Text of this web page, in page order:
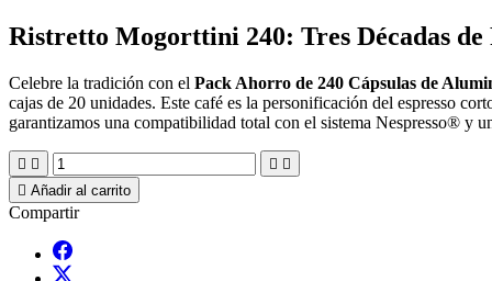
Ristretto Mogorttini 240: Tres Décadas de
Celebre la tradición con el Pack Ahorro de 240 Cápsulas de
cajas de 20 unidades. Este café es la personificación del espresso
garantizamos una compatibilidad total con el sistema Nespresso® y
   
 Añadir al carrito
Compartir